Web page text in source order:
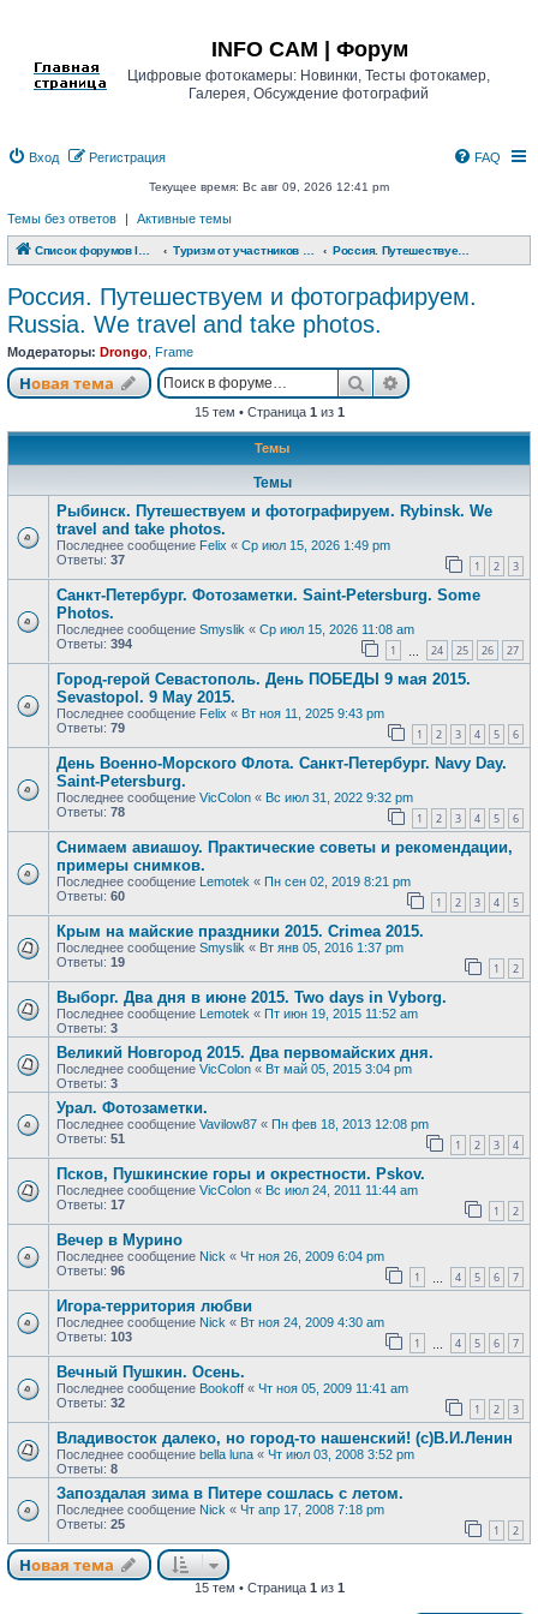
INFO CAM | Форум
Цифровые фотокамеры: Новинки, Тесты фотокамер,
Галерея, Обсуждение фотографий
Вход Регистрация FAQ
Текущее время: Вс авг 09, 2026 12:41 pm
Темы без ответов | Активные темы
Список форумов INFO CAM | Форум Россия. Путешествуем и фотографируем. Russia. We travel and take photos.
Россия. Путешествуем и фотографируем.
Russia. We travel and take photos.
Модераторы: Drongo Frame
Новая тема
Новая тема ПоискРасширенный
15 тем • Страница 1 из 1
Темы
Темы
Рыбинск. Путешествуем и фотографируем. Rybinsk. We
travel and take photos.
Последнее сообщение Felix « Ср июл 15, 2026 1:49 pm
Ответы: 37 1 2 3
Санкт-Петербург. Фотозаметки. Saint-Petersburg. Some
Photos.
Последнее сообщение Smyslik « Ср июл 15, 2026 11:08 am
Ответы: 394 1 24 25 26 27
Город-герой Севастополь. День ПОБЕДЫ 9 мая 2015.
Sevastopol. 9 May 2015.
Последнее сообщение Felix « Вт ноя 11, 2025 9:43 pm
Ответы: 79 1 2 3 4 5 6
День Военно-Морского Флота. Санкт-Петербург. Navy Day.
Saint-Petersburg.
Последнее сообщение VicColon « Вс июл 31, 2022 9:32 pm
Ответы: 78 1 2 3 4 5 6
Снимаем авиашоу. Практические советы и рекомендации,
примеры снимков.
Последнее сообщение Lemotek « Пн сен 02, 2019 8:21 pm
Ответы: 60 1 2 3 4 5
Крым на майские праздники 2015. Crimea 2015.
Последнее сообщение Smyslik « Вт янв 05, 2016 1:37 pm
Ответы: 19 1 2
Выборг. Два дня в июне 2015. Two days in Vyborg.
Последнее сообщение Lemotek « Пт июн 19, 2015 11:52 am
Ответы: 3
Великий Новгород 2015. Два первомайских дня.
Последнее сообщение VicColon « Вт май 05, 2015 3:04 pm
Ответы: 3
Урал. Фотозаметки.
Последнее сообщение Vavilow87 « Пн фев 18, 2013 12:08 pm
Ответы: 51 1 2 3 4
Псков, Пушкинские горы и окрестности. Pskov.
Последнее сообщение VicColon « Вс июл 24, 2011 11:44 am
Ответы: 17 1 2
Вечер в Мурино
Последнее сообщение Nick « Чт ноя 26, 2009 6:04 pm
Ответы: 96 1 4 5 6 7
Игора-территория любви
Последнее сообщение Nick « Вт ноя 24, 2009 4:30 am
Ответы: 103 1 4 5 6 7
Вечный Пушкин. Осень.
Последнее сообщение Bookoff « Чт ноя 05, 2009 11:41 am
Ответы: 32 1 2 3
Владивосток далеко, но город-то нашенский! (с)В.И.Ленин
Последнее сообщение bella luna « Чт июл 03, 2008 3:52 pm
Ответы: 8
Запоздалая зима в Питере сошлась с летом.
Последнее сообщение Nick « Чт апр 17, 2008 7:18 pm
Ответы: 25 1 2
Новая тема
Новая тема
15 тем • Страница 1 из 1